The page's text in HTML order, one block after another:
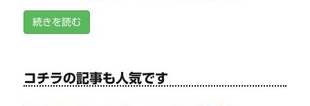
続きを読む
コチラの記事も人気です